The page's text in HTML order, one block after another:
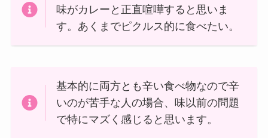
味がカレーと正直喧嘩すると思いま
す。あくまでピクルス的に食べたい。
基本的に両方とも辛い食べ物なので辛
いのが苦手な人の場合、味以前の問題
で特にマズく感じると思います。